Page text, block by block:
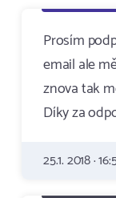
Prosím
email ale
znova tak
Díky za
25.1. 2018 ·